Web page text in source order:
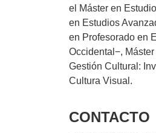
el Máster en
en Estudios
en Profesorado en
Occidental−,
Gestión Cultural:
Cultura Visual.
CONTACTO